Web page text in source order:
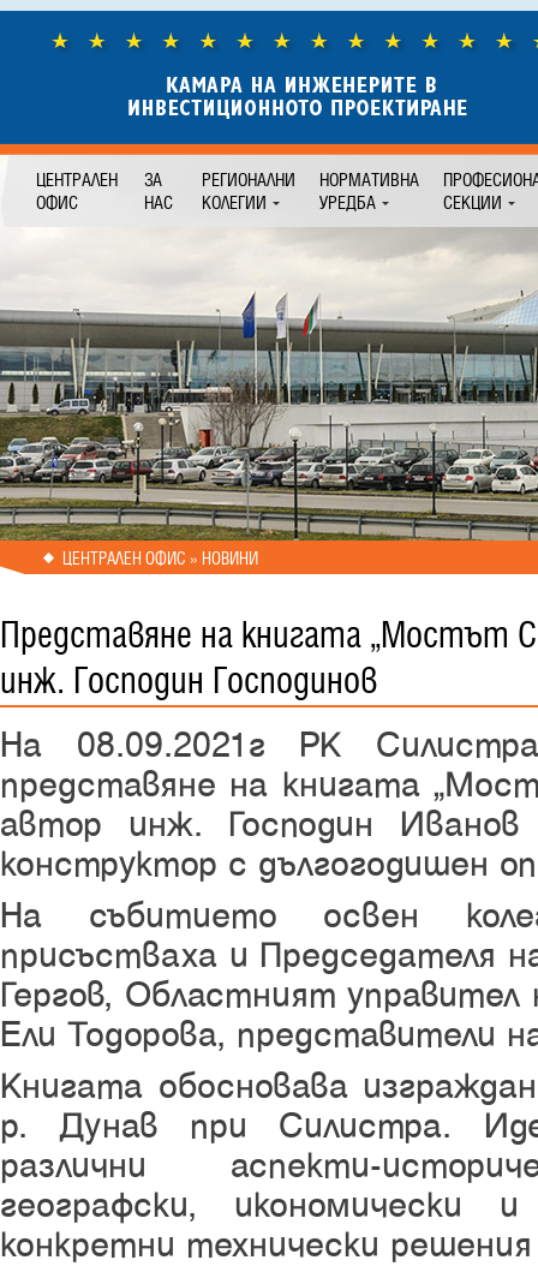
ЦЕНТРАЛЕН
ОФИС
ЗА
НАС
РЕГИОНАЛНИ
КОЛЕГИИ
НОРМАТИВНА
УРЕДБА
СЕКЦИИ
ЦЕНТРАЛЕН ОФИС » НОВИНИ
Представяне на книгата “Мостът
инж. Господин Господинов
На 08.09.2021г РК
представяне на книгата
автор инж. Господин Иванов
конструктор с дългогодишен
На събитието освен
присъстваха и Председателя
Гергов, Областният
Ели Тодорова, представители
Книгата обосновава
р. Дунав при Силистра.
различни аспекти-
географски,
конкретни технически